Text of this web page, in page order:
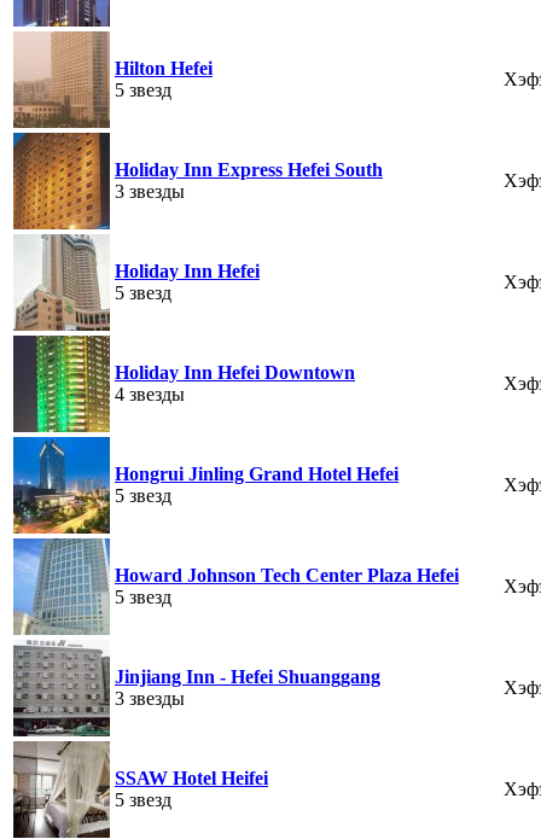
Hilton Hefei
5 звезд
Holiday Inn Express Hefei South
3 звезды
Holiday Inn Hefei
5 звезд
Holiday Inn Hefei Downtown
4 звезды
Hongrui Jinling Grand Hotel Hefei
5 звезд
Howard Johnson Tech Center Plaza Hefei
5 звезд
Jinjiang Inn - Hefei Shuanggang
3 звезды
SSAW Hotel Heifei
5 звезд